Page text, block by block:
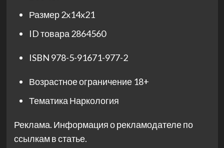
Размер2x14x21
ID товара 2864560
ISBN 978-5-91671-977-2
Возрастное ограничение 18+
Тематика Наркология
Реклама. Информация о рекламодателе по
ссылкам в статье.